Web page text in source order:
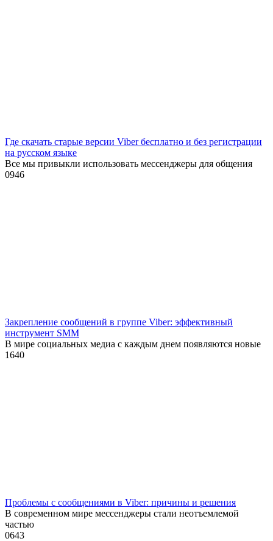
Где скачать старые версии Viber бесплатно и без регистрации
на русском языке
Все мы привыкли использовать мессенджеры для общения
0946
Закрепление сообщений в группе Viber: эффективный
инструмент SMM
В мире социальных медиа с каждым днем появляются новые
1640
Проблемы с сообщениями в Viber: причины и решения
В современном мире мессенджеры стали неотъемлемой
частью
0643